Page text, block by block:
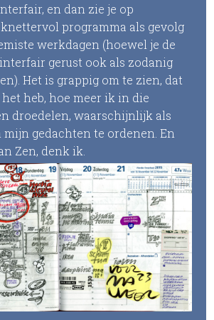
en dan zie je op
programma als gevolg
werkdagen (hoewel je de
gerust ook als zodanig
Het is grappig om te zien, dat
heb, hoe meer ik in die
droedelen, waarschijnlijk als
mijn gedachten te ordenen. En
Zen, denk ik.